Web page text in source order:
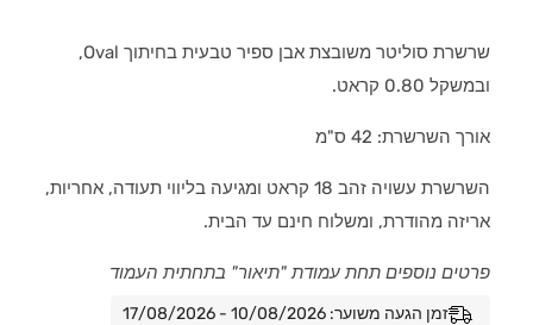
שרשרת סוליטר משובצת אבן ספיר טבעית בחיתוך Oval,
ובמשקל 0.80 קראט.
אורך השרשרת: 42 ס"מ
השרשרת עשויה זהב 18 קראט ומגיעה בליווי תעודה, אחריות,
אריזה מהודרת, ומשלוח חינם עד הבית.
פרטים נוספים תחת עמודת "תיאור" בתחתית העמוד
זמן הגעה משוער: 10/08/2026 - 17/08/2026